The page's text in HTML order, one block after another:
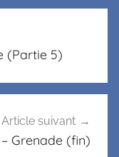
(Partie 5)
Article suivant
Grenade (fin)